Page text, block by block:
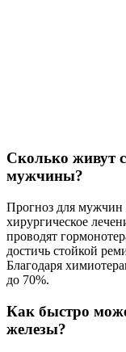
Сколько живут
мужчины?
Прогноз для мужчин
хирургическое
проводят
достичь стойкой
Благодаря
до 70%.
Как быстро
железы?